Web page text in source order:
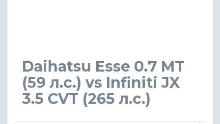
Daihatsu Esse 0.7 MT
(59 л.с.) vs Infiniti JX
3.5 CVT (265 л.с.)